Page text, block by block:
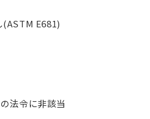
E681)
法令に非該当